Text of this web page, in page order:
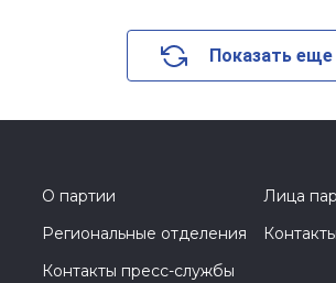
Показать еще
О партии
Лица
Региональные отделения
Контакты пресс-службы